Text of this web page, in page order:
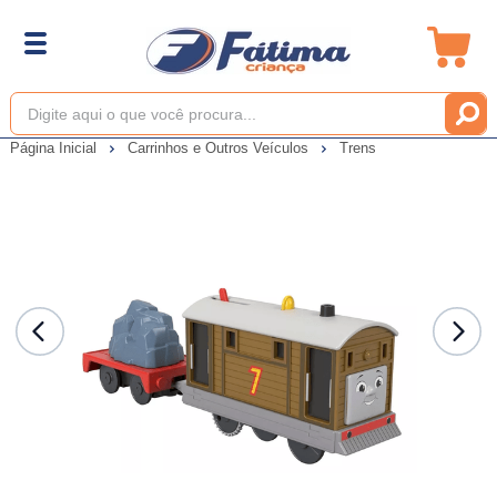
Página Inicial Carrinhos e Outros Veículos Trens